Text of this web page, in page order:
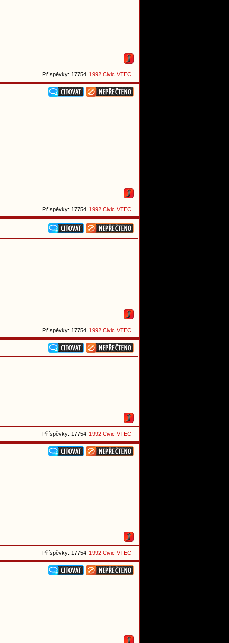
Příspěvky: 17754 1992 Civic VTEC
Příspěvky: 17754 1992 Civic VTEC
Příspěvky: 17754 1992 Civic VTEC
Příspěvky: 17754 1992 Civic VTEC
Příspěvky: 17754 1992 Civic VTEC